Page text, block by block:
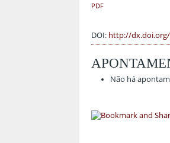
PDF
DOI: http://dx.doi.org/
Não há